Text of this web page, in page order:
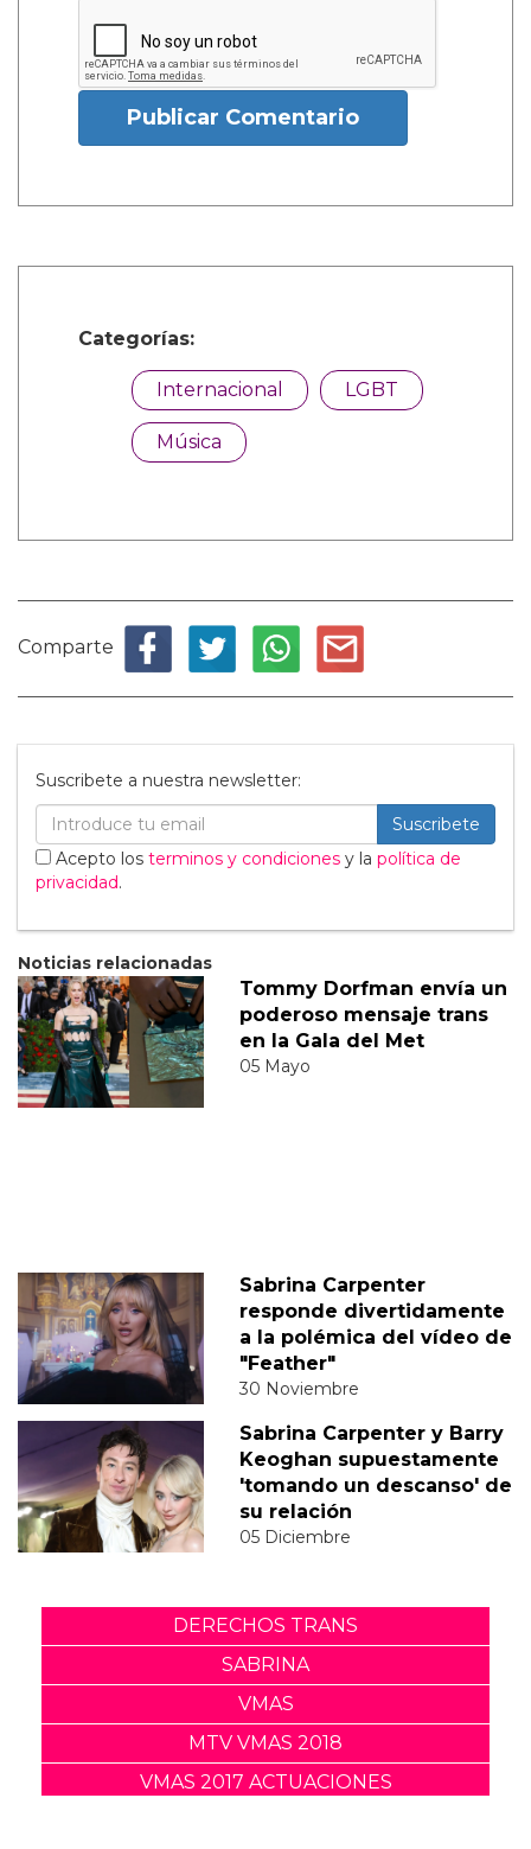
Publicar Comentario
Categorías:
Internacional LGBT
Música
Comparte
Suscribete a nuestra newsletter:
Suscribete
Acepto los terminos y condiciones y la política de
privacidad.
Noticias relacionadas
Tommy Dorfman envía un
poderoso mensaje trans
en la Gala del Met
05 Mayo
Sabrina Carpenter
responde divertidamente
a la polémica del vídeo de
"Feather"
30 Noviembre
Sabrina Carpenter y Barry
Keoghan supuestamente
'tomando un descanso' de
su relación
05 Diciembre
DERECHOS TRANS
SABRINA
VMAS
MTV VMAS 2018
VMAS 2017 ACTUACIONES